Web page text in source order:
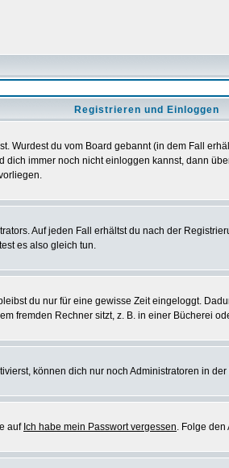
Registrieren und Einloggen
Wurdest du vom Board gebannt (in dem Fall
immer noch nicht einloggen kannst, dann
Auf jeden Fall erhältst du nach der
es also gleich tun.
du nur für eine gewisse Zeit eingeloggt.
fremden Rechner sitzt, z. B. in einer Bücherei
können dich nur noch Administratoren in
auf Ich habe mein Passwort vergessen. Folge